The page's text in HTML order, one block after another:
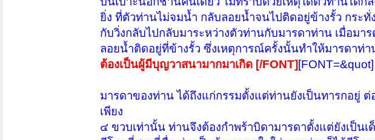
ยิ่ง ที่ตัวท่านไม่จมน้ำ กลับลอยน้ำจนไปติดอยู่ข้างรั้ว กระทั่
กับวิ่งกลับไปกลับมาระหว่างตัวท่านกับมารดาท่าน เมื่อมา
ลอยน้ำติดอยู่ที่ข้างรั้ว ซึ่งเหตุการณ์ครั้งนั้นทำให้มารดาท่า
ต้องเป็นผู้มีบุญวาสนามากมาเกิด [/FONT] [FONT=&quot]
มารดาของท่าน ได้ถึงแก่กรรมตั้งแต่ท่านยังเป็นทารกอยู่
เพียง
๔ ขวบเท่านั้น ท่านจึงต้องกำพร้าบิดามารดาตั้งแต่ยังเป็น